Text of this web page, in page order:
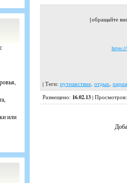
или
[обращайте
| Теги: путешествие, отдых,
Размещено: 16.02.13 | Просмотров: